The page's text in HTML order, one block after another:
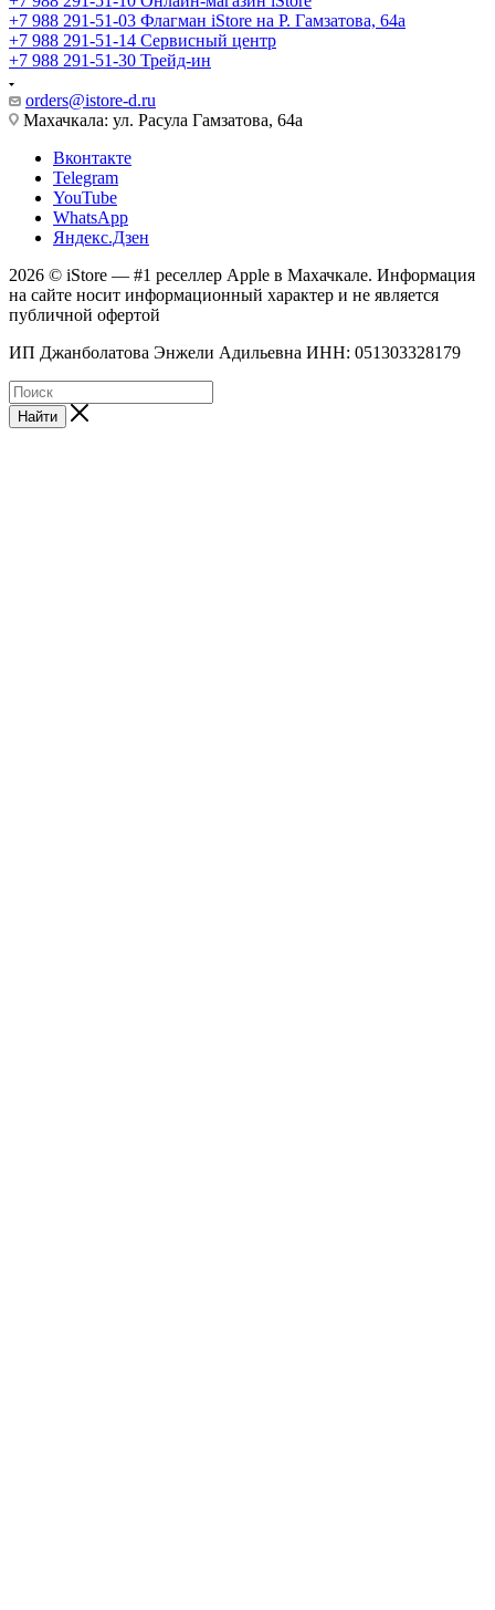
+7 988 291-51-03 Флагман iStore на Р. Гамзатова, 64а
+7 988 291-51-14 Сервисный центр
+7 988 291-51-30 Трейд-ин
orders@istore-d.ru
Махачкала: ул. Расула Гамзатова, 64а
Вконтакте
Telegram
YouTube
WhatsApp
Яндекс.Дзен
2026 © iStore — #1 реселлер Apple в Махачкале. Информация
на сайте носит информационный характер и не является
публичной офертой
ИП Джанболатова Энжели Адильевна ИНН: 051303328179
Найти